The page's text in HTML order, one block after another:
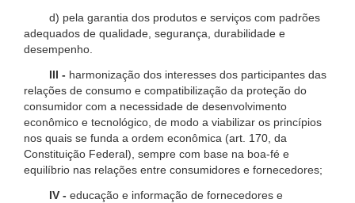
d) pela garantia dos produtos e serviços com padrões
adequados de qualidade, segurança, durabilidade e
desempenho.
III - harmonização dos interesses dos participantes das
relações de consumo e compatibilização da proteção do
consumidor com a necessidade de desenvolvimento
econômico e tecnológico, de modo a viabilizar os princípios
nos quais se funda a ordem econômica (art. 170, da
Constituição Federal), sempre com base na boa-fé e
equilíbrio nas relações entre consumidores e fornecedores;
IV - educação e informação de fornecedores e